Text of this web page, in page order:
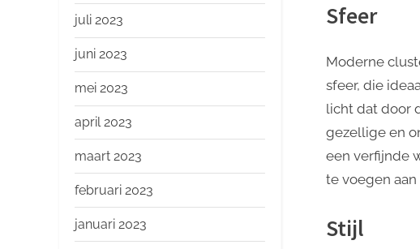
Sfeer
Moderne
sfeer, die
licht dat door
gezellige en
een verfijnde
te voegen
Stijl
juli 2023
juni 2023
mei 2023
april 2023
maart 2023
februari 2023
januari 2023